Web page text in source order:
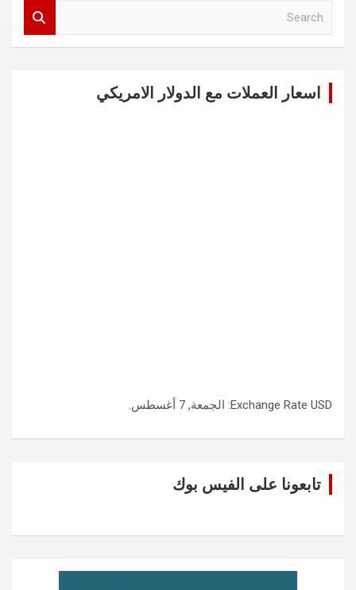
اسعار العملات مع الدولار الامريكي
Exchange Rate USD : الجمعة, 7 أغسطس.
تابعونا على الفيس بوك